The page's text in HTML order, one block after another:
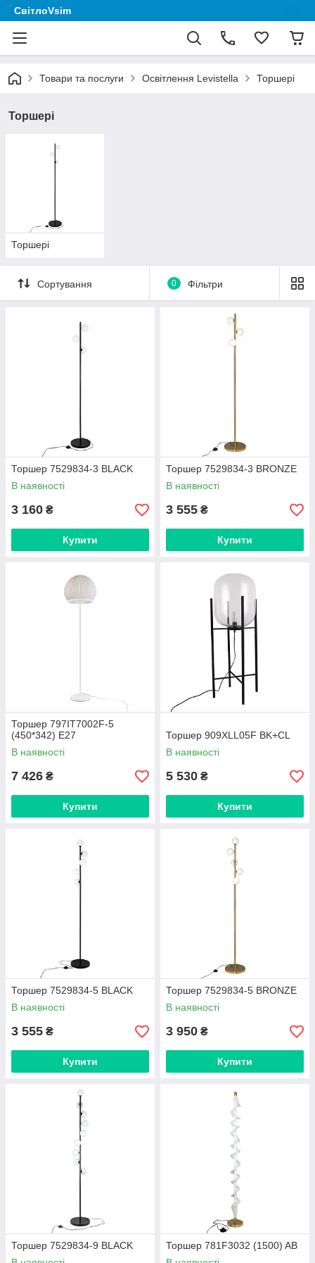
СвітлоVsim
Товари та послуги Освітлення Levistella Торшері
Торшері
Торшері
Сортування 0 Фільтри
Торшер 7529834-3 BLACK
В наявності
3 160 ₴
Купити
Торшер 7529834-3 BRONZE
В наявності
3 555 ₴
Купити
Торшер 797IT7002F-5
(450*342) E27
В наявності
7 426 ₴
Купити
Торшер 909XLL05F BK+CL
В наявності
5 530 ₴
Купити
Торшер 7529834-5 BLACK
В наявності
3 555 ₴
Купити
Торшер 7529834-5 BRONZE
В наявності
3 950 ₴
Купити
Торшер 7529834-9 BLACK
Торшер 781F3032 (1500) AB